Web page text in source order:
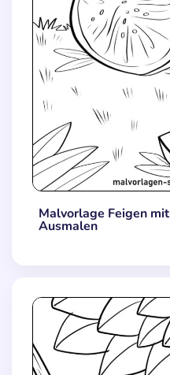
Malvorlage Feigen
Ausmalen